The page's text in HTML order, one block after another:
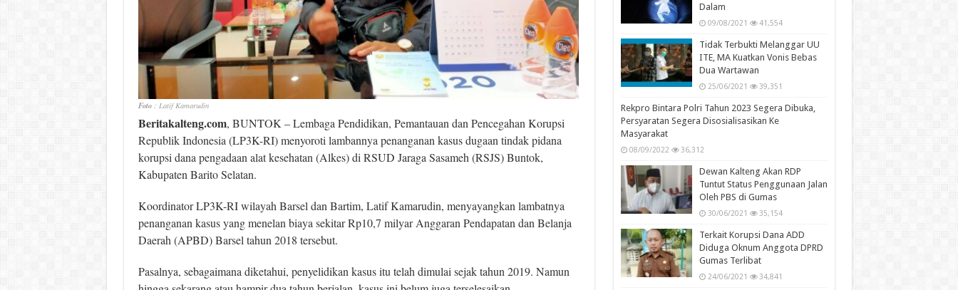
Foto: Latif Kamarudin
Beritakalteng.com, BUNTOK – Lembaga Pendidikan, Pemantauan dan Pencegahan Korupsi
Republik Indonesia (LP3K-RI) menyoroti lambannya penanganan kasus dugaan tindak pidana
korupsi dana pengadaan alat kesehatan (Alkes) di RSUD Jaraga Sasameh (RSJS) Buntok,
Kabupaten Barito Selatan.
Koordinator LP3K-RI wilayah Barsel dan Bartim, Latif Kamarudin, menyayangkan lambatnya
penanganan kasus yang menelan biaya sekitar Rp10,7 milyar Anggaran Pendapatan dan Belanja
Daerah (APBD) Barsel tahun 2018 tersebut.
Pasalnya, sebagaimana diketahui, penyelidikan kasus itu telah dimulai sejak tahun 2019. Namun
Dalam
09/08/2021 41,554
Tidak Terbukti Melanggar UU
ITE, MA Kuatkan Vonis Bebas
Dua Wartawan
25/06/2021 39,351
Rekpro Bintara Polri Tahun 2023 Segera Dibuka,
Persyaratan Segera Disosialisasikan Ke
Masyarakat
08/09/2022 36,312
Dewan Kalteng Akan RDP
Tuntut Status Penggunaan Jalan
Oleh PBS di Gumas
30/06/2021 35,154
Terkait Korupsi Dana ADD
Diduga Oknum Anggota DPRD
Gumas Terlibat
24/06/2021 34,841